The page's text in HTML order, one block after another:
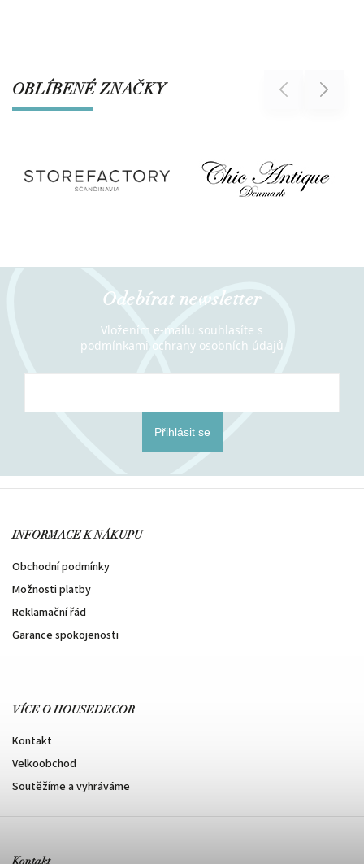
OBLÍBENÉ ZNAČKY Previous Next
Odebírat newsletter
Vložením e-mailu souhlasíte s
podmínkami ochrany osobních údajů
Přihlásit se
INFORMACE K NÁKUPU
Obchodní podmínky
Možnosti platby
Reklamační řád
Garance spokojenosti
VÍCE O HOUSEDECOR
Kontakt
Velkoobchod
Soutěžíme a vyhráváme